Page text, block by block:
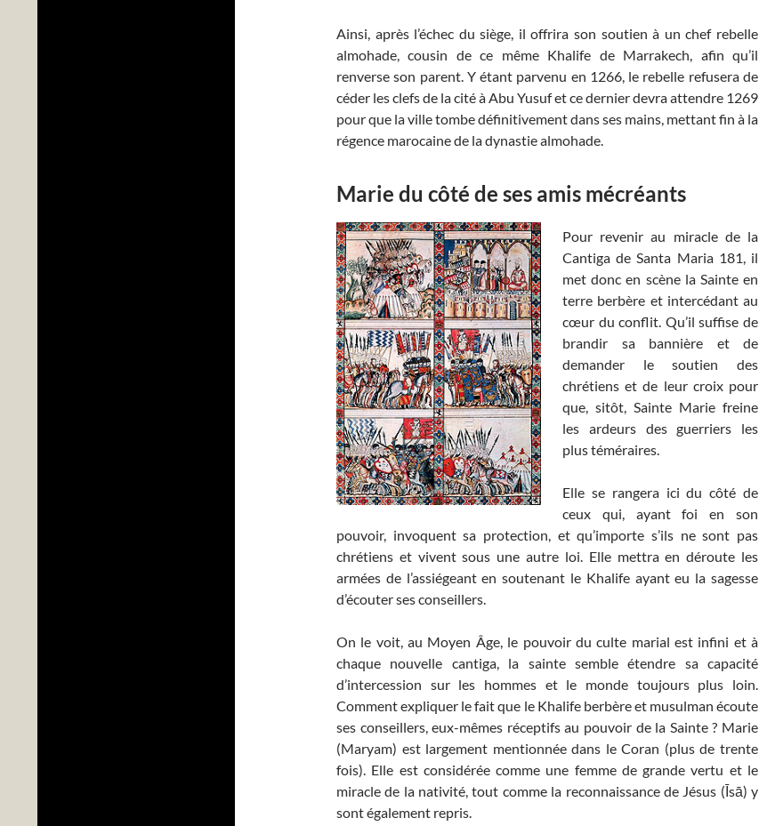
Ainsi, après l’échec du siège, il offrira son soutien à un chef rebelle
almohade, cousin de ce même Khalife de Marrakech, afin qu’il
renverse son parent. Y étant parvenu en 1266, le rebelle refusera de
céder les clefs de la cité à Abu Yusuf et ce dernier devra attendre 1269
pour que la ville tombe définitivement dans ses mains, mettant fin à la
régence marocaine de la dynastie almohade.
Marie du côté de ses amis mécréants
Pour revenir au miracle de la
Cantiga de Santa Maria 181, il
met donc en scène la Sainte en
terre berbère et intercédant au
cœur du conflit. Qu’il suffise de
brandir sa bannière et de
demander le soutien des
chrétiens et de leur croix pour
que, sitôt, Sainte Marie freine
les ardeurs des guerriers les
plus téméraires.
Elle se rangera ici du côté de
ceux qui, ayant foi en son
pouvoir, invoquent sa protection, et qu’importe s’ils ne sont pas
chrétiens et vivent sous une autre loi. Elle mettra en déroute les
armées de l’assiégeant en soutenant le Khalife ayant eu la sagesse
d’écouter ses conseillers.
On le voit, au Moyen Âge, le pouvoir du culte marial est infini et à
chaque nouvelle cantiga, la sainte semble étendre sa capacité
d’intercession sur les hommes et le monde toujours plus loin.
Comment expliquer le fait que le Khalife berbère et musulman écoute
ses conseillers, eux-mêmes réceptifs au pouvoir de la Sainte ? Marie
(Maryam) est largement mentionnée dans le Coran (plus de trente
fois). Elle est considérée comme une femme de grande vertu et le
miracle de la nativité, tout comme la reconnaissance de Jésus (Īsā) y
sont également repris.